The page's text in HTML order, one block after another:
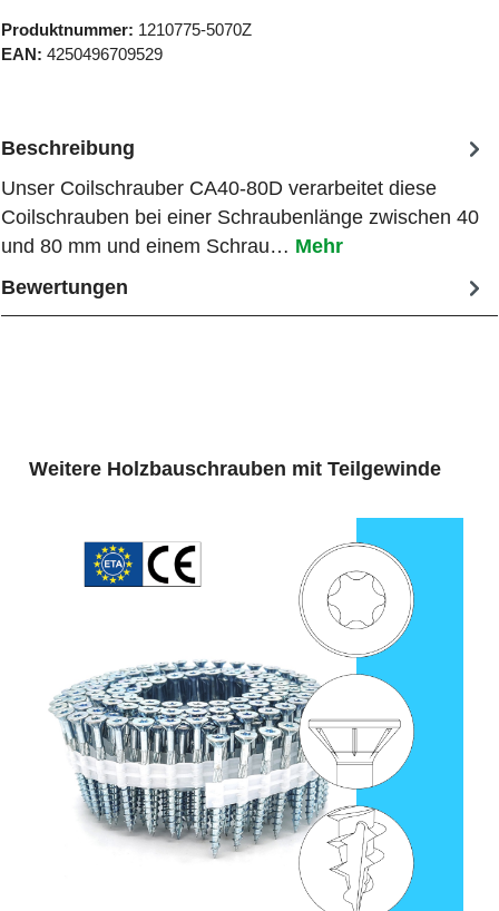
Produktnummer: 1210775-5070Z
EAN: 4250496709529
Beschreibung
Unser Coilschrauber CA40-80D verarbeitet diese
Coilschrauben bei einer Schraubenlänge zwischen 40
und 80 mm und einem Schrau… Mehr
Bewertungen
Produktgalerie überspringen
Weitere Holzbauschrauben mit Teilgewinde